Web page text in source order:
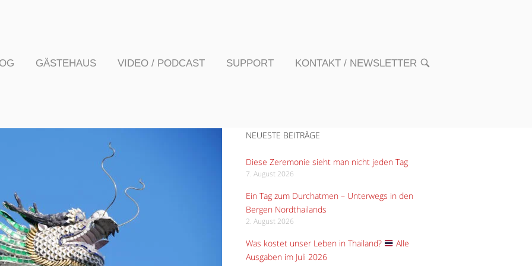
GÄSTEHAUS VIDEO / PODCAST SUPPORT KONTAKT / NEWSLETTER OPEN
NEUESTE BEITRÄGE
Diese Zeremonie sieht man nicht jeden Tag
7. August 2026
Ein Tag zum Durchatmen – Unterwegs in den
Bergen Nordthailands
2. August 2026
Was kostet unser Leben in Thailand?
Alle
Ausgaben im Juli 2026